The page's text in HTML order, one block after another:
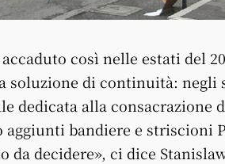
così nelle estati del
soluzione di continuità: negli
dedicata alla consacrazione
bandiere e striscioni
da decidere», ci dice